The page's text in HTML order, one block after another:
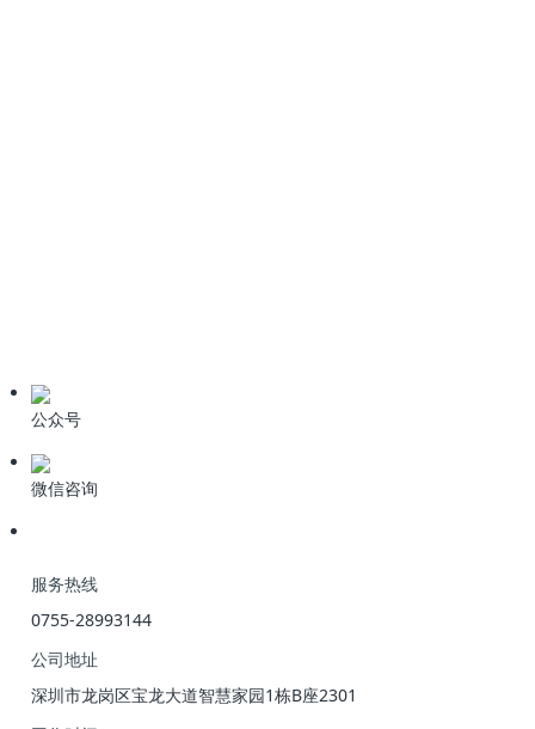
公众号
微信咨询
服务热线
0755-28993144
公司地址
深圳市龙岗区宝龙大道智慧家园1栋B座2301